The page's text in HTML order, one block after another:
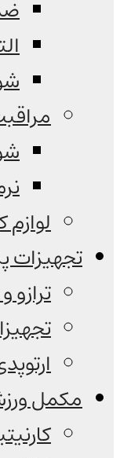
تجهیزات
مکمل